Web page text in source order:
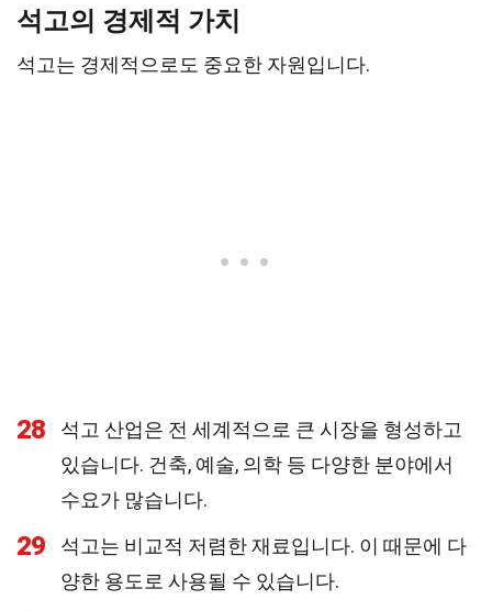
석고의 경제적 가치
석고는 경제적으로도 중요한 자원입니다.
28
석고 산업은 전 세계적으로 큰 시장을 형성하고
있습니다. 건축, 예술, 의학 등 다양한 분야에서
수요가 많습니다.
29
석고는 비교적 저렴한 재료입니다. 이 때문에 다
양한 용도로 사용될 수 있습니다.